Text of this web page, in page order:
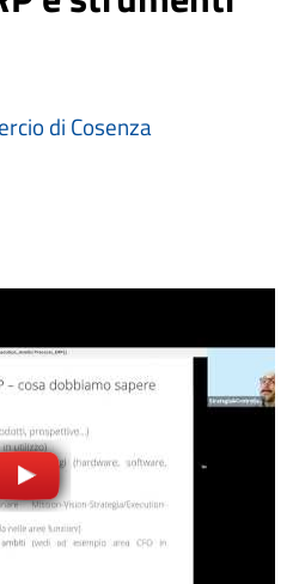
di Cosenza